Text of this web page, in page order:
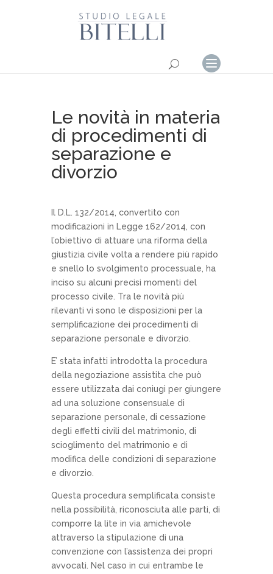
Le novità in materia
di procedimenti di
separazione e
divorzio
Il D.L. 132/2014, convertito con
modificazioni in Legge 162/2014, con
l’obiettivo di attuare una riforma della
giustizia civile volta a rendere più rapido
e snello lo svolgimento processuale, ha
inciso su alcuni precisi momenti del
processo civile. Tra le novità più
rilevanti vi sono le disposizioni per la
semplificazione dei procedimenti di
separazione personale e divorzio.
E’ stata infatti introdotta la procedura
della negoziazione assistita che può
essere utilizzata dai coniugi per giungere
ad una soluzione consensuale di
separazione personale, di cessazione
degli effetti civili del matrimonio, di
scioglimento del matrimonio e di
modifica delle condizioni di separazione
e divorzio.
Questa procedura semplificata consiste
nella possibilità, riconosciuta alle parti, di
comporre la lite in via amichevole
attraverso la stipulazione di una
convenzione con l’assistenza dei propri
avvocati. Nel caso in cui entrambe le